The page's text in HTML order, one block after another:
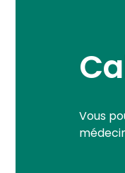
Vous